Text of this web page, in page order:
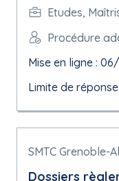
Etudes,
Procédure
Mise en ligne :
Limite de réponse
SMTC Grenoble-
Dossiers